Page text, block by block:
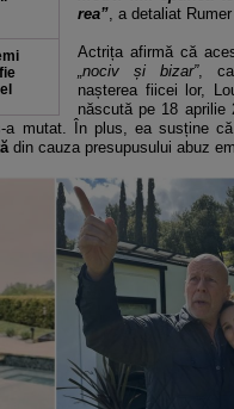
rea”, a detaliat
Actrița afirmă că
„nociv și bizar”,
nașterea fiicei lor,
născută pe 18 aprilie
mutat. În plus, ea susține că
din cauza presupusului abuz